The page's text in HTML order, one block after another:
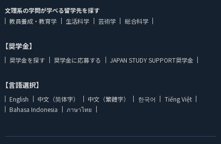
文理系の学問が学べる留学先を探す
教員養成・教育学
生活科学 芸術学 総合科学
【奨学金】
奨学金を探す 奨学金に応募する JAPAN STUDY SUPPORT奨学金
【言語選択】
English 中文（简体字） 中文（繁體字） 한국어
Tiếng Việt
Bahasa Indonesia
ภาษาไทย